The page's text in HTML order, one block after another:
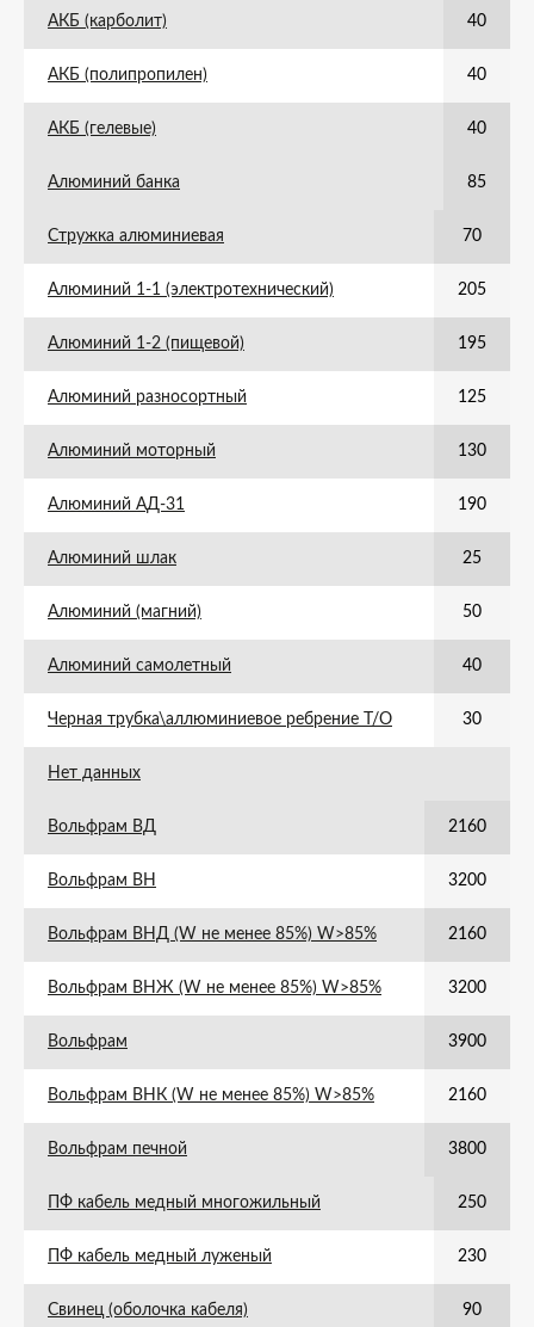
АКБ (карболит) 40
АКБ (полипропилен) 40
АКБ (гелевые) 40
Алюминий банка 85
Стружка алюминиевая 70
Алюминий 1-1 (электротехнический) 205
Алюминий 1-2 (пищевой) 195
Алюминий разносортный 125
Алюминий моторный 130
Алюминий АД-31 190
Алюминий шлак 25
Алюминий (магний) 50
Алюминий самолетный 40
Черная трубка\аллюминиевое ребрение Т/О 30
Нет данных
Вольфрам ВД 2160
Вольфрам ВН 3200
Вольфрам ВНД (W не менее 85%) W>85% 2160
Вольфрам ВНЖ (W не менее 85%) W>85% 3200
Вольфрам 3900
Вольфрам ВНК (W не менее 85%) W>85% 2160
Вольфрам печной 3800
ПФ кабель медный многожильный 250
ПФ кабель медный луженый 230
Свинец (оболочка кабеля) 90